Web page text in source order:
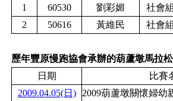
1
60530 劉彩媚
社會
2
50616 黃維民 社會
歷年豐原慢跑協會承辦的葫蘆墩馬拉松
日期
比賽
2009.04.05(日)
2009葫蘆墩關懷婦幼